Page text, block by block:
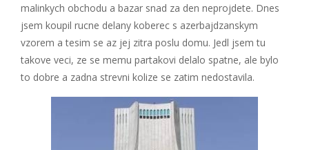
malinkych obchodu a bazar snad za den neprojdete. Dnes
jsem koupil rucne delany koberec s azerbajdzanskym
vzorem a tesim se az jej zitra poslu domu. Jedl jsem tu
takove veci, ze se memu partakovi delalo spatne, ale bylo
to dobre a zadna strevni kolize se zatim nedostavila.